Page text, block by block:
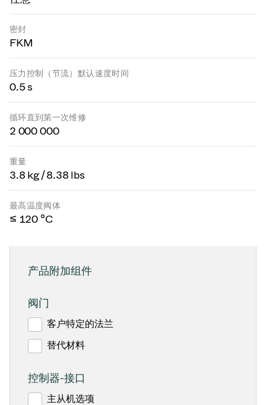
密封
FKM
压力控制（节流）默认速度时间
0.5 s
循环直到第一次维修
2 000 000
重量
3.8 kg / 8.38 lbs
最高温度阀体
≤ 120 °C
产品附加组件
阀门
客户特定的法兰
替代材料
控制器-接口
主从机选项